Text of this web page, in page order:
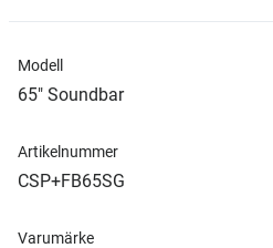
Modell
65" Soundbar
Artikelnummer
CSP+FB65SG
Varumärke